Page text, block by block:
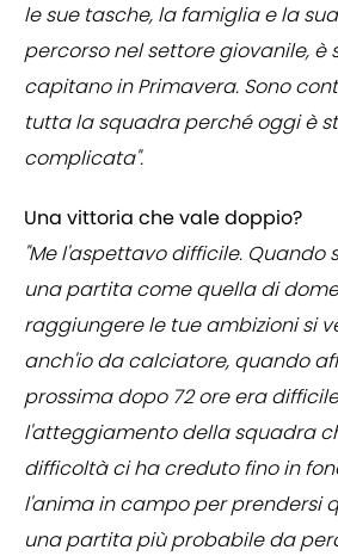
le sue tasche, la famiglia e la
percorso nel settore giovanile, è
capitano in Primavera. Sono
tutta la squadra perché oggi è
complicata".
Una vittoria che vale doppio?
"Me l'aspettavo difficile. Quando
una partita come quella di
raggiungere le tue ambizioni si
anch'io da calciatore, quando
prossima dopo 72 ore era
l'atteggiamento della squadra
difficoltà ci ha creduto fino in
l'anima in campo per prendersi
una partita più probabile da